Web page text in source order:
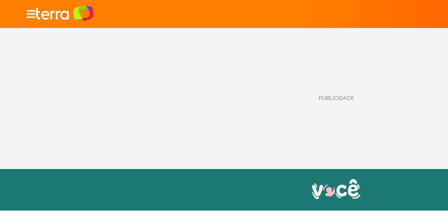
PUBLICIDADE